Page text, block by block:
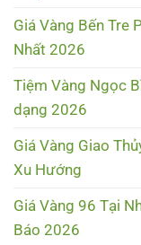
Giá Vàng Bến Tre
Nhất 2026
Tiệm Vàng Ngọc
dạng 2026
Giá Vàng Giao
Xu Hướng
Giá Vàng 96 Tại
Báo 2026